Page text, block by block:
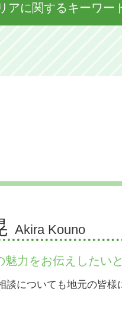
ごい人えらい人
サッカー選手
youtuber
画家
お笑い芸人
ボーカル
力士
バンド
の芸能人
ロシア人
アに関するキーワー
観光 おすすめ
光
級 グルメ
紅葉
ウォーキングコース
道の駅
人口
遊び場
名物 食べ物
Akira Kouno
魅力をお伝えしたい
談についても地元の皆